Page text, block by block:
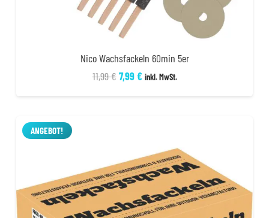
Nico Wachsfackeln 60min 5er
11,99€ Ursprünglicher
7,99€Aktueller
inkl. MwSt.
ANGEBOT!